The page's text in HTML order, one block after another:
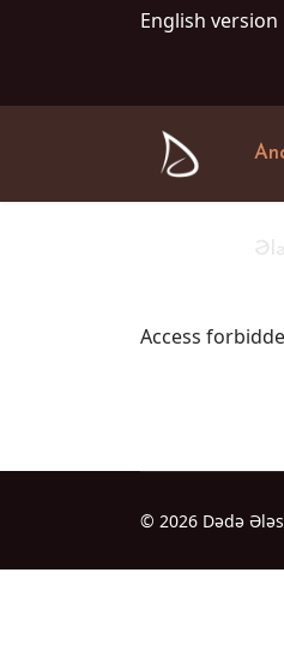
English version
Access
© 2026 Dədə